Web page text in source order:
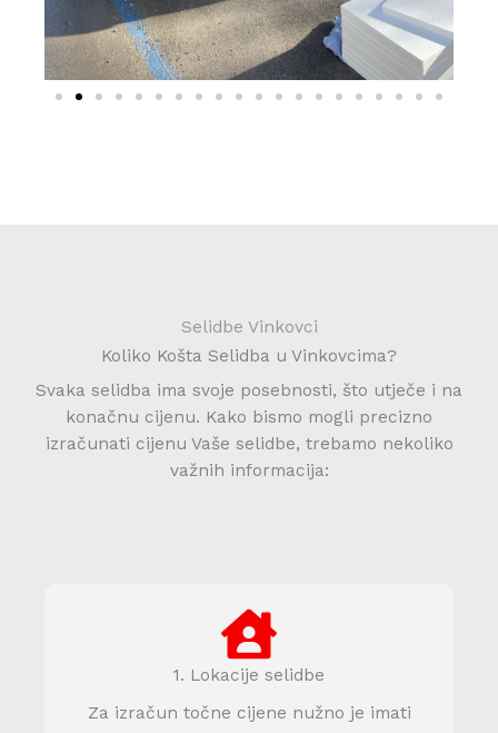
Selidbe Vinkovci
Koliko Košta Selidba u Vinkovcima?
Svaka selidba ima svoje posebnosti, što utječe i na
konačnu cijenu. Kako bismo mogli precizno
izračunati cijenu Vaše selidbe, trebamo nekoliko
važnih informacija:
1. Lokacije selidbe
Za izračun točne cijene nužno je imati